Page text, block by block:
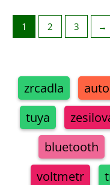
zrcadla auto
tuya
bluetooth
voltmetr
1 2 3 →